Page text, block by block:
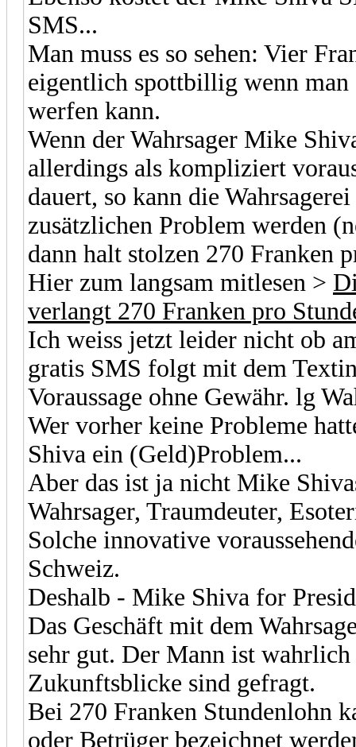
SMS...
Man muss es so sehen: Vier
eigentlich spottbillig wenn
werfen kann.
Wenn der Wahrsager Mike
allerdings als kompliziert
dauert, so kann die
zusätzlichen Problem werden
dann halt stolzen 270 Franken
Hier zum langsam mitlesen >
verlangt 270 Franken pro
Ich weiss jetzt leider nicht ob
gratis SMS folgt mit dem
Voraussage ohne Gewähr. lg
Wer vorher keine Probleme
Shiva ein (Geld)Problem...
Aber das ist ja nicht Mike
Wahrsager, Traumdeuter,
Solche innovative
Schweiz.
Deshalb - Mike Shiva for
Das Geschäft mit dem
sehr gut. Der Mann ist
Zukunftsblicke sind gefragt.
Bei 270 Franken Stundenlohn
oder Betrüger bezeichnet